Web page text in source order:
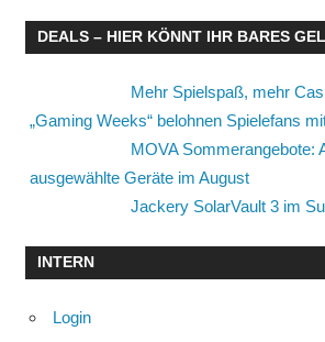
DEALS – HIER KÖNNT IHR BARES
Mehr Spielspaß, mehr
„Gaming Weeks“ belohnen Spielefans
MOVA Sommerangebote:
ausgewählte Geräte im August
Jackery SolarVault 3 im
INTERN
Login